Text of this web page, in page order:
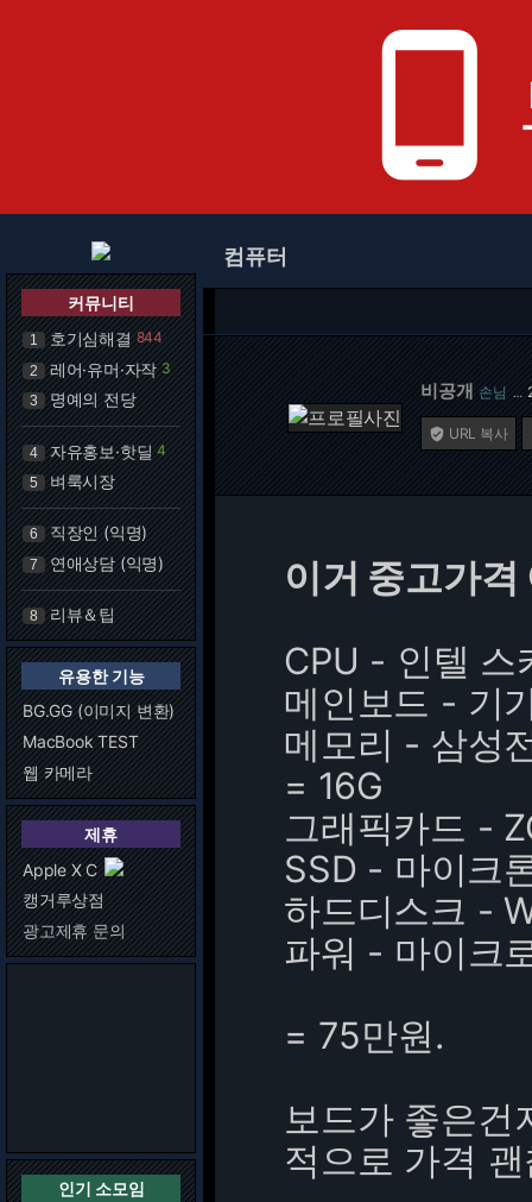
phone_android
커뮤니티
1 호기심해결 844
2 레어·유머·자작 3
3 명예의 전당
4 자유홍보·핫딜 4
5 벼룩시장
6 직장인 (익명)
7 연애상담 (익명)
8 리뷰＆팁
유용한 기능
BG.GG (이미지 변환)
MacBook TEST
웹 카메라
제휴
Apple X C
캥거루상점
광고제휴 문의
인기 소모임
컴퓨터
비공개 손님 …
 URL 복사
이거 중고가
CPU - 인텔 스
메인보드 - 기
메모리 - 삼성
= 16G
그래픽카드 -
SSD - 마이크
하드디스크 -
파워 - 마이크
= 75만원.
보드가 좋은건
적으로 가격